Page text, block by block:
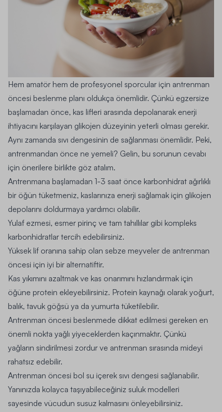
Hem amatör hem de profesyonel sporcular için antrenman
öncesi beslenme planı oldukça önemlidir. Çünkü egzersize
başlamadan önce, kas lifleri arasında depolanarak enerji
ihtiyacını karşılayan glikojen düzeyinin yeterli olması gerekir.
Aynı zamanda sıvı dengesinin de sağlanması önemlidir. Peki,
antrenmandan önce ne yemeli? Gelin, bu sorunun cevabı
için önerilere birlikte göz atalım.
Antrenmana başlamadan 1-3 saat önce karbonhidrat ağırlıklı
bir öğün tüketmeniz, kaslarınıza enerji sağlamak için glikojen
depolarını doldurmaya yardımcı olabilir.
Yulaf ezmesi, esmer pirinç ve tam tahıllılar gibi kompleks
karbonhidratlar tercih edebilirsiniz.
Yüksek lif oranına sahip olan sebze meyveler de antrenman
öncesi için iyi bir alternatiftir.
Kas yıkımını azaltmak ve kas onarımını hızlandırmak için
öğüne protein ekleyebilirsiniz. Protein kaynağı olarak yoğurt,
balık, tavuk göğsü ya da yumurta tüketilebilir.
Antrenman öncesi beslenmede dikkat edilmesi gereken en
önemli nokta yağlı yiyeceklerden kaçınmaktır. Çünkü
yağların sindirilmesi zordur ve antrenman sırasında mideyi
rahatsız edebilir.
Antrenman öncesi bol su içerek sıvı dengesi sağlanabilir.
Yanınızda kolayca taşıyabileceğiniz suluk modelleri
sayesinde vücudun susuz kalmasını önleyebilirsiniz.